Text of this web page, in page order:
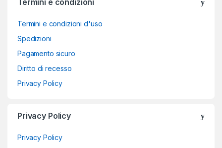
Termini e condizioni
Termini e condizioni d'uso
Spedizioni
Pagamento sicuro
Diritto di recesso
Privacy Policy
Privacy Policy
Privacy Policy